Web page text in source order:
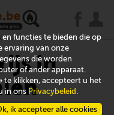
in
functies te bieden die op
ervaring van onze
die worden
of ander apparaat.
te klikken, accepteert u het
in ons Privacybeleid .
ik accepteer alle cookies